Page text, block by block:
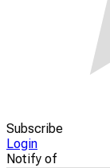
Subscribe
Login
Notify of